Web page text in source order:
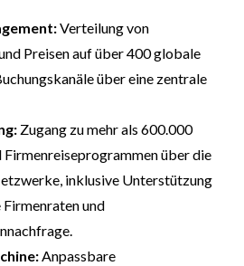
Verteilung von
Preisen auf über 400 globale
über eine zentrale
Zugang zu mehr als 600.000
Firmenreiseprogrammen über die
inklusive Unterstützung
und
Anpassbare